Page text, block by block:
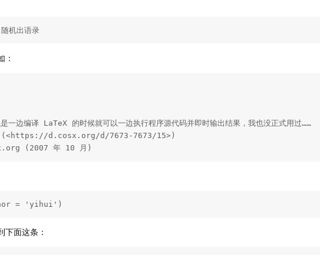
出语录
：
一边编译 LaTeX 的时候就可以一边执行程序源代码并即时输出结果，我也没正式用过……
d.cosx.org/d/7673-7673/15>)
(2007 年 10 月)
= 'yihui')
下面这条：